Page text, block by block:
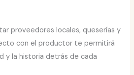
proveedores locales, queserías y
con el productor te permitirá
y la historia detrás de cada